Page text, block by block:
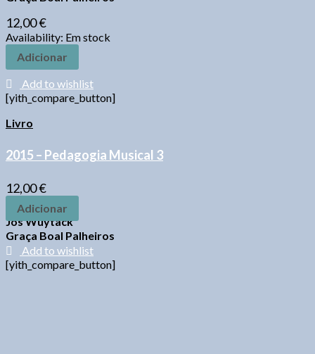
12,00€
Availability: Em stock
Adicionar
Add to wishlist
[yith_compare_button]
Livro
2015 – Pedagogia Musical 3
12,00€
Adicionar
Jos Wuytack
Graça Boal Palheiros
Add to wishlist
[yith_compare_button]